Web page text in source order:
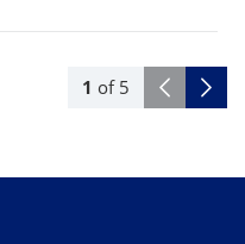
1 of 5